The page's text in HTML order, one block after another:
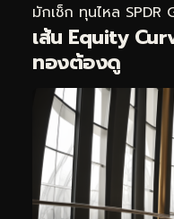
มักเช็ก ทุนไหล SPDR
เส้น Equity
ทองต้องดู